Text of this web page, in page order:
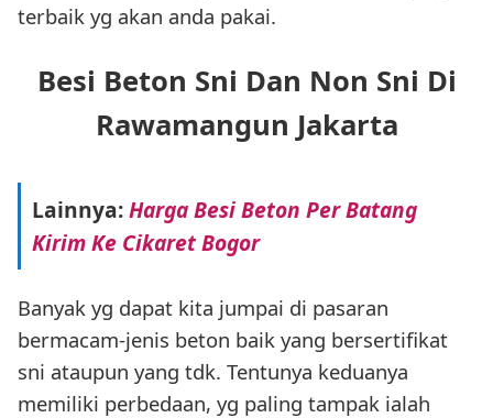
terbaik yg akan anda pakai.
Besi Beton Sni Dan Non Sni Di
Rawamangun Jakarta
Lainnya:Harga Besi Beton Per Batang
Kirim Ke Cikaret Bogor
Banyak yg dapat kita jumpai di pasaran
bermacam-jenis beton baik yang bersertifikat
sni ataupun yang tdk. Tentunya keduanya
memiliki perbedaan, yg paling tampak ialah